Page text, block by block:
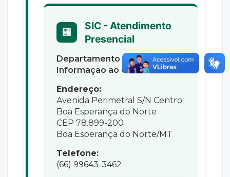
🏢
SIC - Atendimento
Presencial
Departamento de Ouvidor e
Informação ao Cidadão
Endereço:
Avenida Perimetral S/N Centro
Boa Esperança do Norte
CEP 78.899-200
Boa Esperança do Norte/MT
Telefone:
(66) 99643-3462